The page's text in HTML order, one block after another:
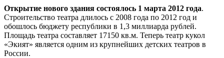
Открытие нового здания состоялось 1 марта 2012 года.
Строительство театра длилось с 2008 года по 2012 год и
обошлось бюджету республики в 1,3 миллиарда рублей.
Площадь театра составляет 17150 кв.м. Теперь театр кукол
«Экият» является одним из крупнейших детских театров в
России.